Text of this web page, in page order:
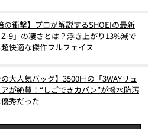
の衝撃】プロが解説するSHOEIの最新
9」の凄さとは？浮き上がり13%減で
快適な傑作フルフェイス
の大人気バッグ】3500円の「3WAYリュ
が絶賛！“しごできカバン”が撥水防汚
秀だった